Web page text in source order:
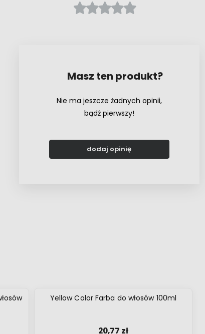
Masz ten produkt?
Nie ma jeszcze żadnych opinii,
bądź pierwszy!
dodaj opinię
Yellow Color Farba do włosów 100ml
20,77 zł